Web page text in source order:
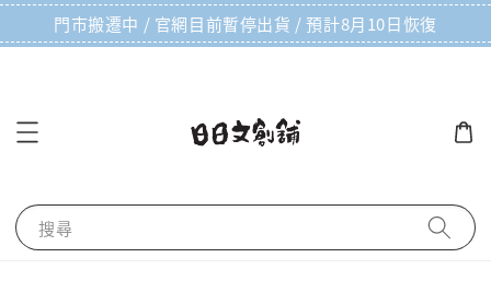
門市搬遷中 / 官網目前暫停出貨 / 預計8月10日恢復
搜尋